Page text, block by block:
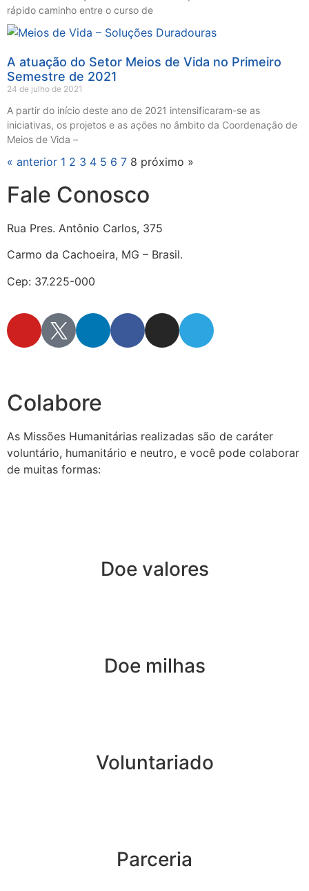
rápido caminho entre o curso de
A atuação do Setor Meios de Vida no Primeiro
Semestre de 2021
24 de julho de 2021
A partir do início deste ano de 2021 intensificaram-se as
iniciativas, os projetos e as ações no âmbito da Coordenação de
Meios de Vida –
« anterior 1 2 3 4 5 6 7 8 próximo »
Fale Conosco
Rua Pres. Antônio Carlos, 375
Carmo da Cachoeira, MG – Brasil.
Cep: 37.225-000
Colabore
As Missões Humanitárias realizadas são de caráter
voluntário, humanitário e neutro, e você pode colaborar
de muitas formas:
Doe valores
Doe milhas
Voluntariado
Parceria